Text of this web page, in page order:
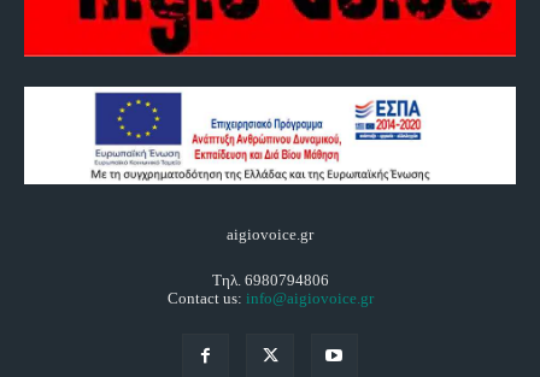
aigiovoice.gr
Τηλ. 6980794806
Contact us: info@aigiovoice.gr